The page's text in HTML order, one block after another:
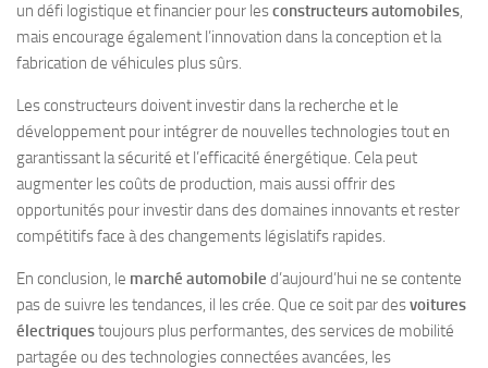
un défi logistique et financier pour lesconstructeurs automobiles,
mais encourage également l’innovation dans la conception et la
fabrication de véhicules plus sûrs.
Les constructeurs doivent investir dans la recherche et le
développement pour intégrer de nouvelles technologies tout en
garantissant la sécurité et l’efficacité énergétique. Cela peut
augmenter les coûts de production, mais aussi offrir des
opportunités pour investir dans des domaines innovants et rester
compétitifs face à des changements législatifs rapides.
En conclusion, le marché automobile d’aujourd’hui ne se contente
pas de suivre les tendances, il les crée. Que ce soit par desvoitures
électriquestoujours plus performantes, des services de mobilité
partagée ou des technologies connectées avancées, les